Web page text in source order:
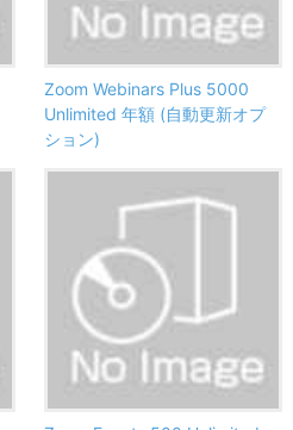
Zoom Webinars Plus 5000
Unlimited 年額 (自動更新オプ
ション)